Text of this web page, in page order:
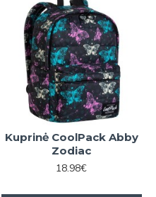
Kuprinė CoolPack Abby
Zodiac
18.98€